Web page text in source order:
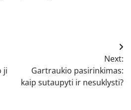
ji
Next:
Gartraukio pasirinkimas:
kaip sutaupyti ir nesuklysti?